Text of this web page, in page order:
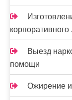
корпоративного
Выезд
помощи
Ожирение